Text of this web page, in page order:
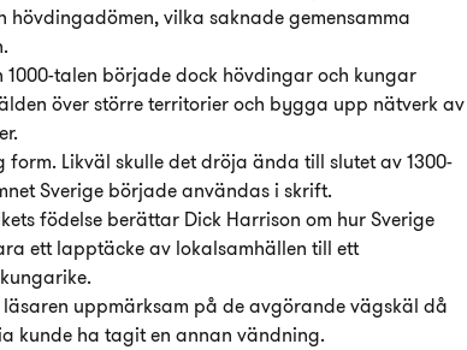
hövdingadömen, vilka saknade gemensamma
1000-talen började dock hövdingar och kungar
över större territorier och bygga upp nätverk av
form. Likväl skulle det dröja ända till slutet av 1300-
Sverige började användas i skrift.
födelse berättar Dick Harrison om hur Sverige
ett lapptäcke av lokalsamhällen till ett
uppmärksam på de avgörande vägskäl då
kunde ha tagit en annan vändning.